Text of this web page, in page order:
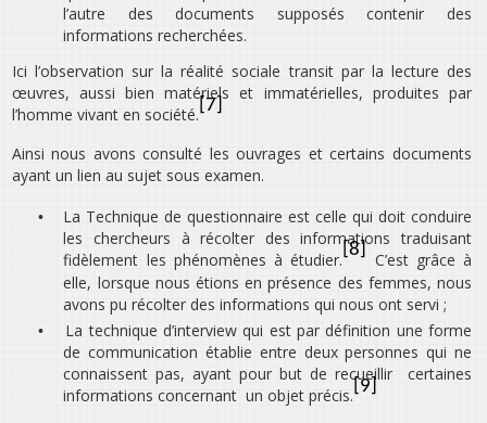
l’autre des documents supposés contenir des
informations recherchées.
Ici l’observation sur la réalité sociale transit par la lecture des
œuvres, aussi bien matériels et immatérielles, produites par
l’homme vivant en société.[7]
Ainsi nous avons consulté les ouvrages et certains documents
ayant un lien au sujet sous examen.
•
La Technique de questionnaire est celle qui doit conduire
les chercheurs à récolter des informations traduisant
fidèlement les phénomènes à étudier.[8] C’est grâce à
elle, lorsque nous étions en présence des femmes, nous
avons pu récolter des informations qui nous ont servi ;
•
La technique d’interview qui est par définition une forme
de communication établie entre deux personnes qui ne
connaissent pas, ayant pour but de recueillir certaines
informations concernant un objet précis.[9]